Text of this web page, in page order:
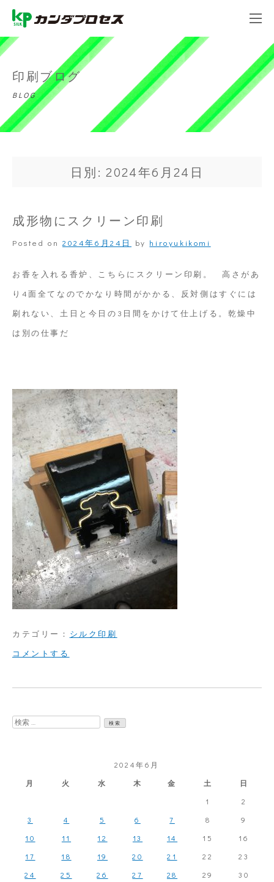
印刷ブログ
BLOG
日別: 2024年6月24日
成形物にスクリーン印刷
Posted on 2024年6月24日 by hiroyukikomi
お香を入れる香炉、こちらにスクリーン印刷。 高さがあ
り4面全てなのでかなり時間がかかる、反対側はすぐには
刷れない、土日と今日の3日間をかけて仕上げる。乾燥中
は別の仕事だ
カテゴリー： シルク印刷
コメントする
形
に
リ
検
2024年6月
月
火 水 木 金 土 日
1
2
3
4 5 6 7 8
9
10
11 12 13 14 15
16
17
18 19 20 21 22
23
24
25 26 27 28 29 30